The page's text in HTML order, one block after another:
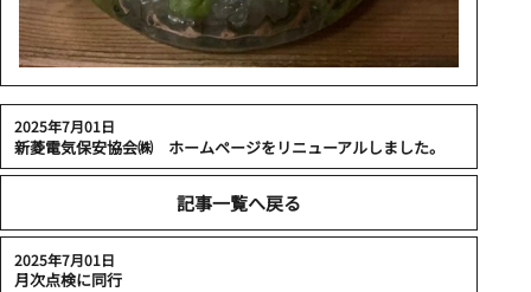
2025年7月01日
新菱電気保安協会㈱ ホームページをリニューアルしました。
記事一覧へ戻る
2025年7月01日
月次点検に同行